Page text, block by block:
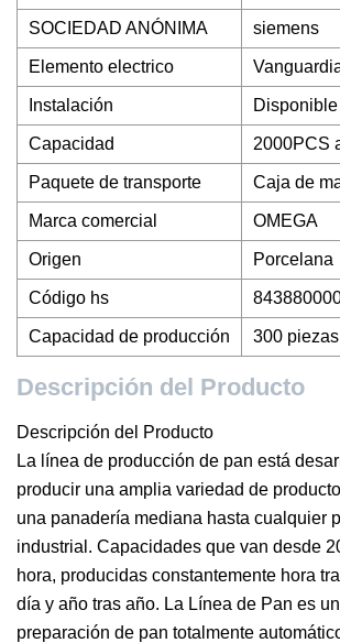
SOCIEDAD ANÓNIMA siemens
Elemento electrico
Instalación
Capacidad 2000PCS
Paquete de transporte Caja de
Marca comercial OMEGA
Origen Porcelana
Código hs
Capacidad de producción 300
Descripción del Producto
Descripción del Producto
La línea de producción de pan está
producir una amplia variedad de
una panadería mediana hasta cualquier
industrial. Capacidades que van desde
hora, producidas constantemente hora
día y año tras año. La Línea de Pan es
preparación de pan totalmente